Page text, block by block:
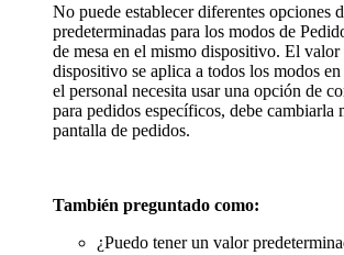
No puede establecer diferentes opciones
predeterminadas para los modos de
de mesa en el mismo dispositivo. El valor
dispositivo se aplica a todos los modos
el personal necesita usar una opción de
para pedidos específicos, debe cambiarla
pantalla de pedidos.
También preguntado como:
¿Puedo tener un valor